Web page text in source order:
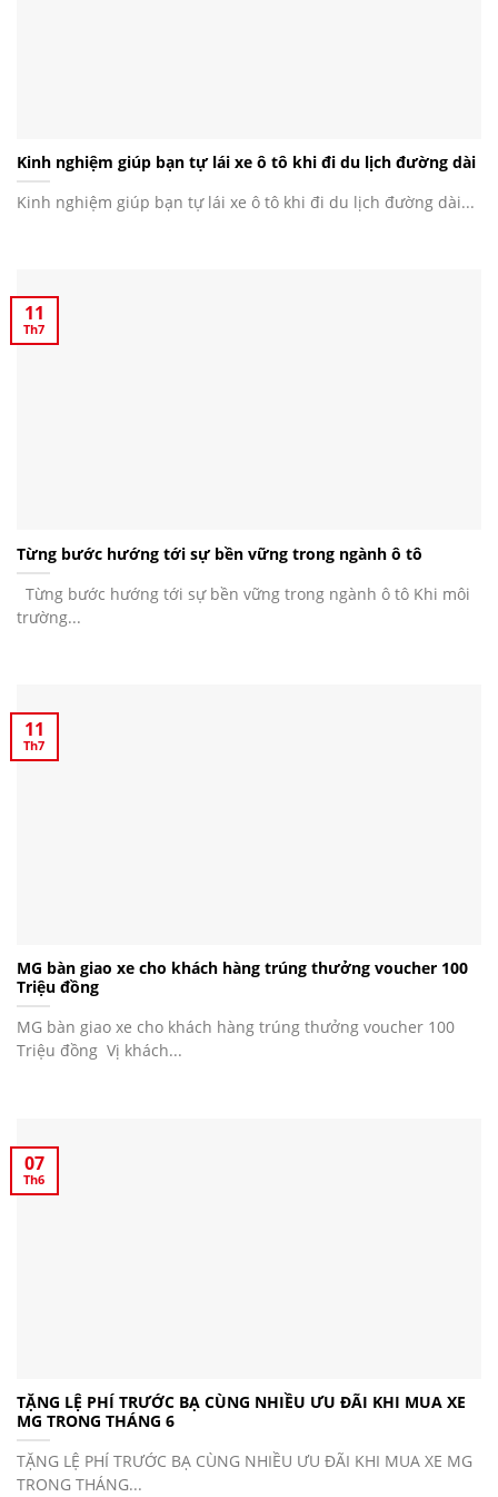
Kinh nghiệm giúp bạn tự lái xe ô tô khi đi du lịch đường dài
Kinh nghiệm giúp bạn tự lái xe ô tô khi đi du lịch đường dài...
Từng bước hướng tới sự bền vững trong ngành ô tô
Từng bước hướng tới sự bền vững trong ngành ô tô Khi môi
trường...
11
Th7
MG bàn giao xe cho khách hàng trúng thưởng voucher 100
Triệu đồng
MG bàn giao xe cho khách hàng trúng thưởng voucher 100
Triệu đồng Vị khách...
11
Th7
TẶNG LỆ PHÍ TRƯỚC BẠ CÙNG NHIỀU ƯU ĐÃI KHI MUA XE
MG TRONG THÁNG 6
TẶNG LỆ PHÍ TRƯỚC BẠ CÙNG NHIỀU ƯU ĐÃI KHI MUA XE MG
TRONG THÁNG...
07
Th6